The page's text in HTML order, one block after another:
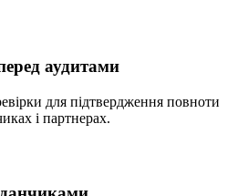
аудитами
для підтвердження повноти
і партнерах.